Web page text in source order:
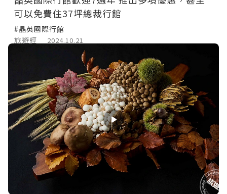
可以免費住37坪總裁行館
#晶英國際行館
旅遊經
2024.10.21